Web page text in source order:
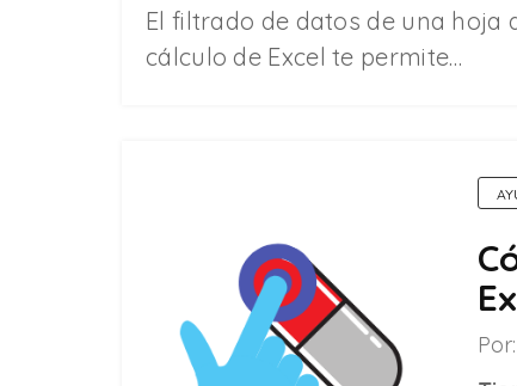
El filtrado de datos de una hoja
cálculo de Excel te permite…
Por: